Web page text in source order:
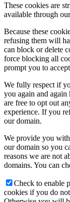
These cookies are
available through
Because these
refusing them will
can block or delete
force blocking all
prompt you to
We fully respect if
you again and
are free to opt out
experience. If you
our domain.
We provide you
our domain so you
reasons we are not
domains. You can
Check to enable
cookies if you do